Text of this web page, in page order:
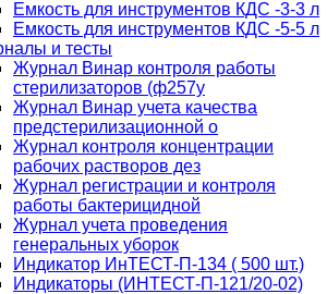
Емкость для инструментов КДС -3-3 л
Емкость для инструментов КДС -5-5 л
и тесты
Журнал Винар контроля работы
стерилизаторов (ф257у
Журнал Винар учета качества
предстерилизационной о
Журнал контроля концентрации
рабочих растворов дез
Журнал регистрации и контроля
работы бактерицидной
Журнал учета проведения
генеральных уборок
Индикатор ИнТЕСТ-П-134 ( 500 шт.)
Индикаторы (ИНТЕСТ-П-121/20-02)